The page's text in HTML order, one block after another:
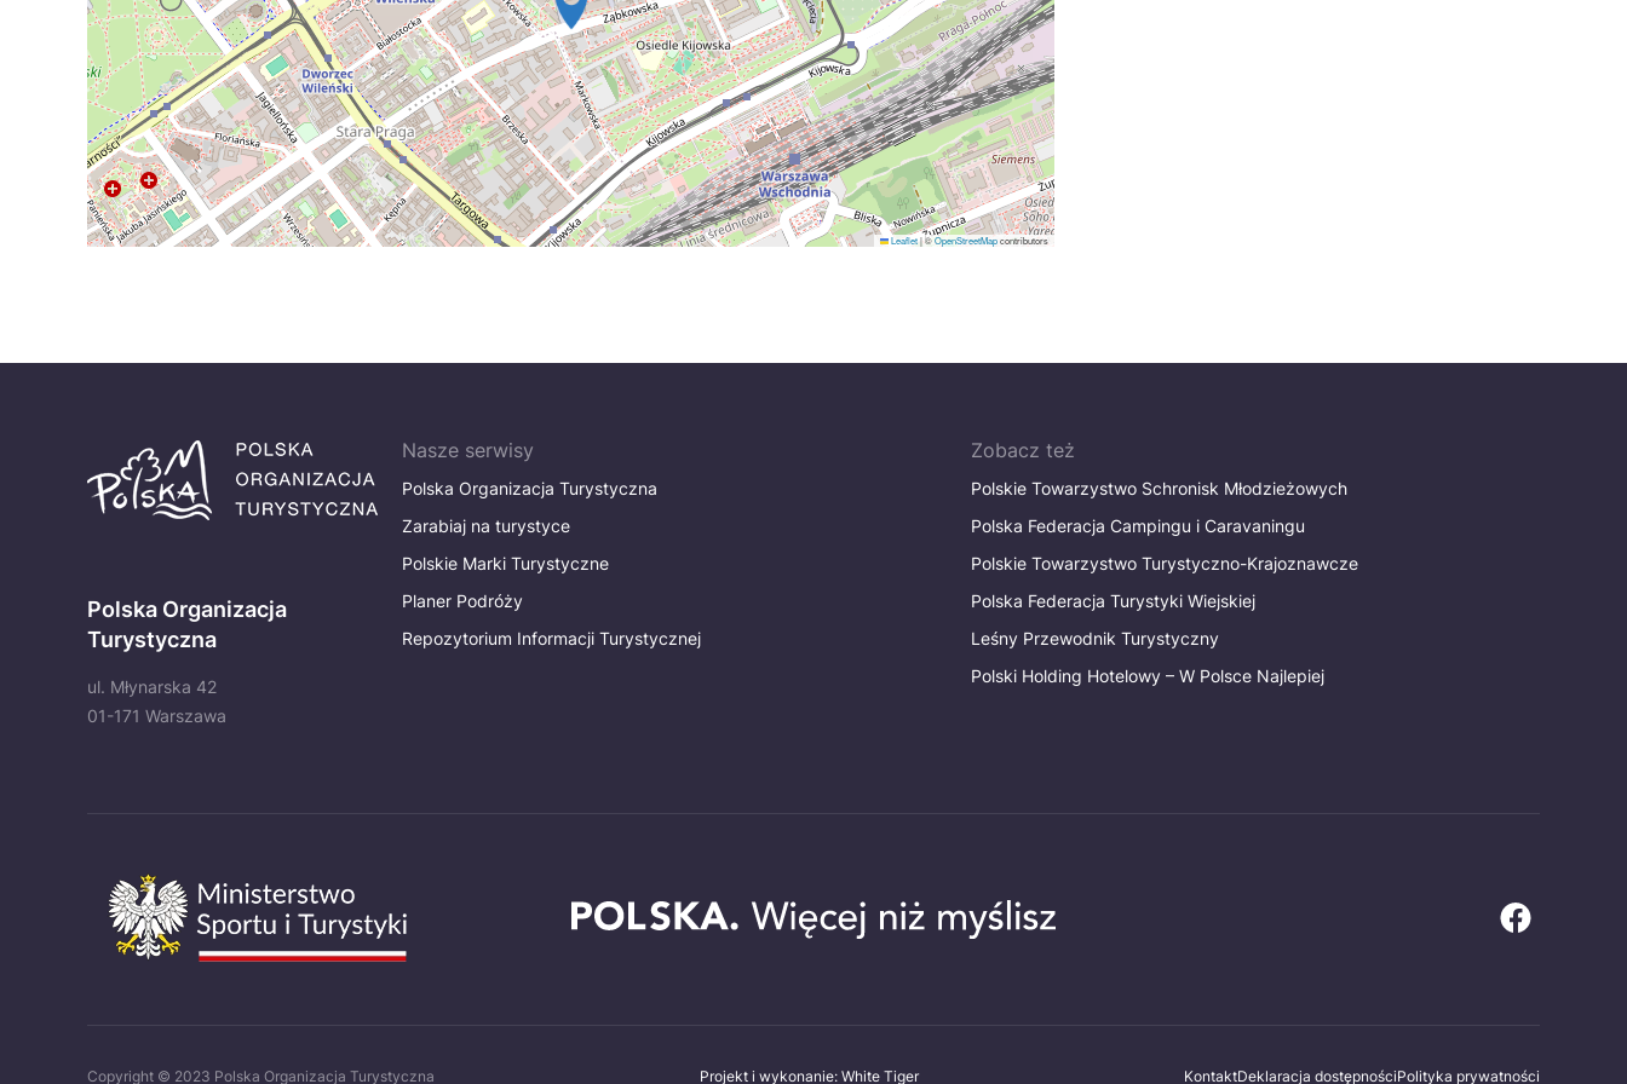
Leaflet|©OpenStreetMapcontributors
Polska Organizacja
Turystyczna
ul. Młynarska 42
01-171 Warszawa
Nasze serwisy
Polska Organizacja Turystyczna
Zarabiaj na turystyce
Polskie Marki Turystyczne
Planer Podróży
Repozytorium Informacji Turystycznej
Zobacz też
Polskie Towarzystwo Schronisk Młodzieżowych
Polska Federacja Campingu i Caravaningu
Polskie Towarzystwo Turystyczno-Krajoznawcze
Polska Federacja Turystyki Wiejskiej
Leśny Przewodnik Turystyczny
Polski Holding Hotelowy – W Polsce Najlepiej
KontaktDeklaracja dostępnościPolityka prywatności
Copyright © 2023 Polska Organizacja Turystyczna Projekt i wykonanie: White Tiger